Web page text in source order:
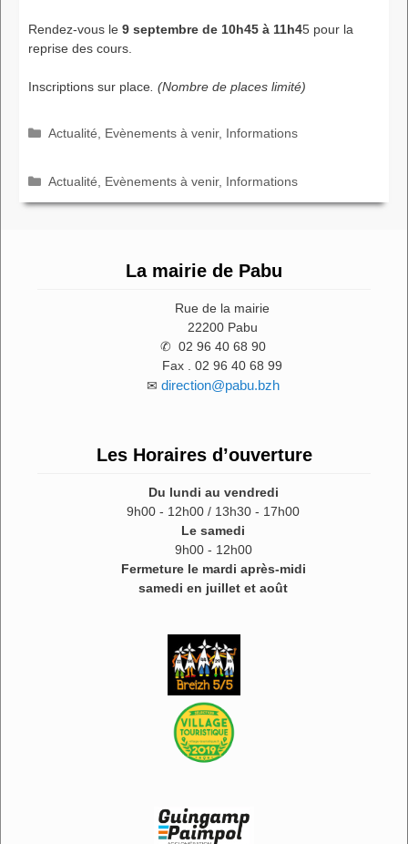
Rendez-vous le9 septembre de 10h45 à 11h45 pour la
reprise des cours.
Inscriptions sur place. (Nombre de places limité)
Catégories
Actualité, Evènements à venir, Informations
Catégories
Actualité, Evènements à venir, Informations
La mairie de Pabu
Rue de la mairie
22200 Pabu
✆ 02 96 40 68 90
Fax . 02 96 40 68 99
✉ direction@pabu.bzh
Les Horaires d’ouverture
Du lundi au vendredi
9h00 - 12h00 / 13h30 - 17h00
Le samedi
9h00 - 12h00
Fermeture le mardi après-midi
samedi en juillet et août